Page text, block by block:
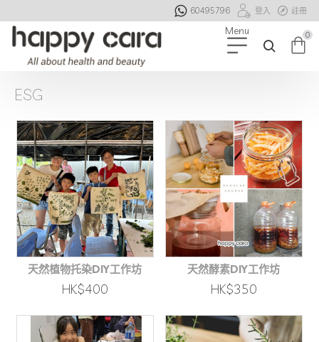
60495796 登入 註冊
0
ESG
天然植物托染DIY工作坊
HK$400
天然酵素DIY工作坊
HK$350